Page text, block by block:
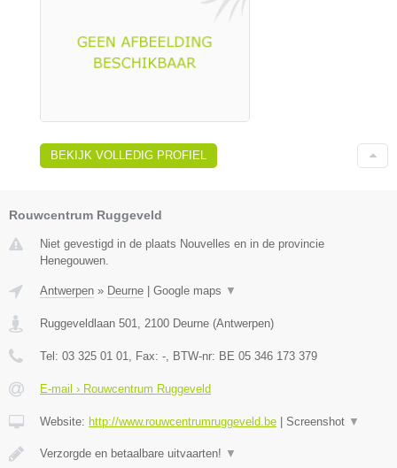
BEKIJK VOLLEDIG PROFIEL
Rouwcentrum Ruggeveld
Niet gevestigd in de plaats Nouvelles en in de provincie
Henegouwen.
Antwerpen » Deurne Google maps ▼
Ruggeveldlaan 501, 2100 Deurne (Antwerpen)
Tel: 03 325 01 01, Fax: -, BTW-nr: BE 05 346 173 379
E-mail › Rouwcentrum Ruggeveld
Website: http://www.rouwcentrumruggeveld.be Screenshot ▼
Verzorgde en betaalbare uitvaarten! ▼